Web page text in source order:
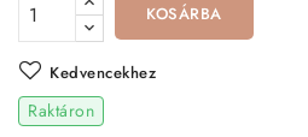
KOSÁRBA
Kedvencekhez
Raktáron